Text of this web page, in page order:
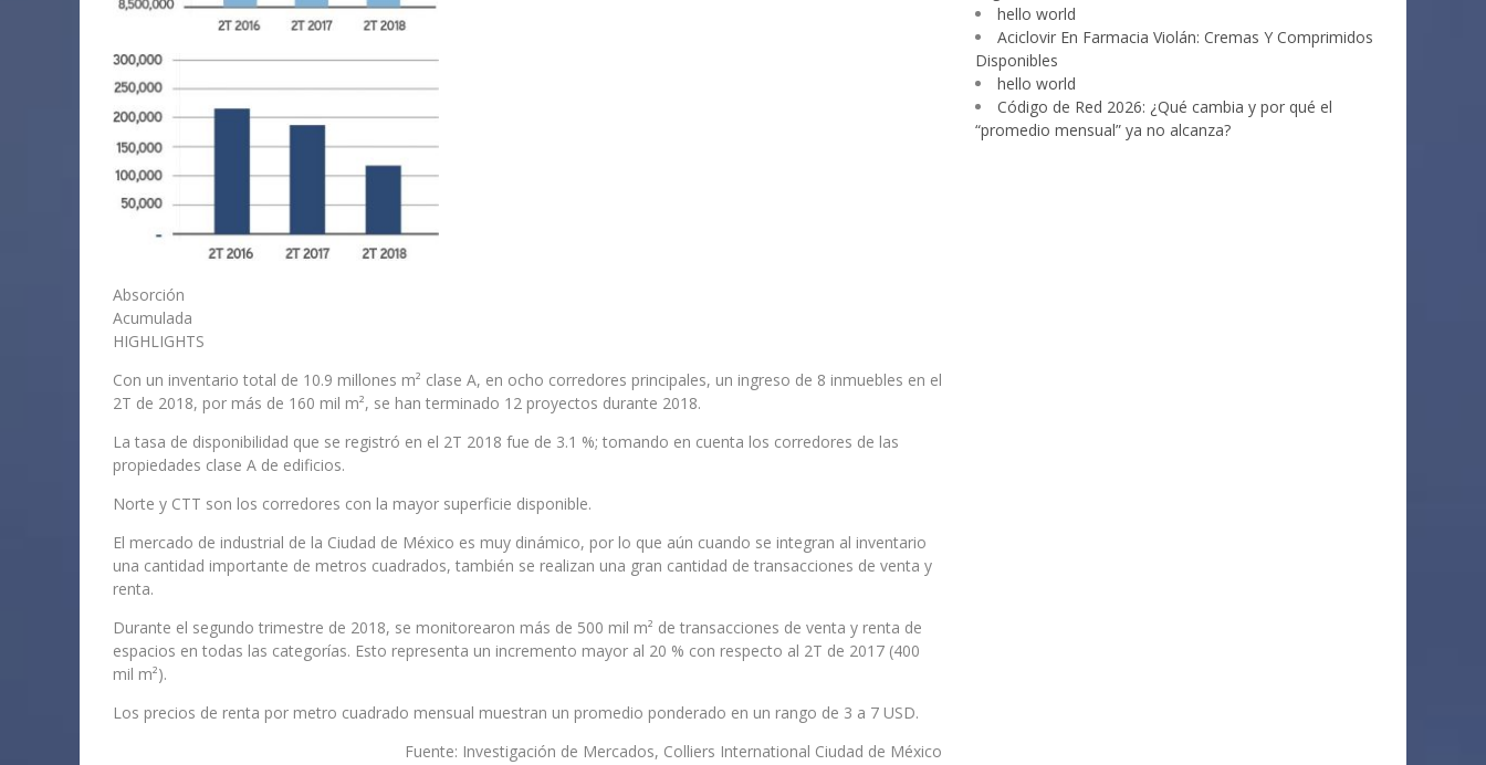
Absorción
Acumulada
HIGHLIGHTS
Con un inventario total de 10.9 millones m² clase A, en ocho corredores principales, un ingreso de 8 inmuebles en el
2T de 2018, por más de 160 mil m², se han terminado 12 proyectos durante 2018.
La tasa de disponibilidad que se registró en el 2T 2018 fue de 3.1 %; tomando en cuenta los corredores de las
propiedades clase A de edificios.
Norte y CTT son los corredores con la mayor superficie disponible.
El mercado de industrial de la Ciudad de México es muy dinámico, por lo que aún cuando se integran al inventario
una cantidad importante de metros cuadrados, también se realizan una gran cantidad de transacciones de venta y
renta.
Durante el segundo trimestre de 2018, se monitorearon más de 500 mil m² de transacciones de venta y renta de
espacios en todas las categorías. Esto representa un incremento mayor al 20 % con respecto al 2T de 2017 (400
mil m²).
Los precios de renta por metro cuadrado mensual muestran un promedio ponderado en un rango de 3 a 7 USD.
Fuente: Investigación de Mercados, Colliers International Ciudad de México
hello world
Aciclovir En Farmacia Violán: Cremas Y Comprimidos
Disponibles
hello world
Código de Red 2026: ¿Qué cambia y por qué el
“promedio mensual” ya no alcanza?